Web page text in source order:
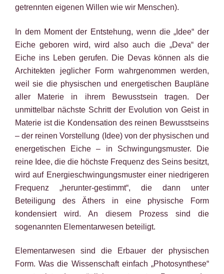
getrennten eigenen Willen wie wir Menschen).
In dem Moment der Entstehung, wenn die „Idee“ der
Eiche geboren wird, wird also auch die „Deva“ der
Eiche ins Leben gerufen. Die Devas können als die
Architekten jeglicher Form wahrgenommen werden,
weil sie die physischen und energetischen Baupläne
aller Materie in ihrem Bewusstsein tragen. Der
unmittelbar nächste Schritt der Evolution von Geist in
Materie ist die Kondensation des reinen Bewusstseins
– der reinen Vorstellung (Idee) von der physischen und
energetischen Eiche – in Schwingungsmuster. Die
reine Idee, die die höchste Frequenz des Seins besitzt,
wird auf Energieschwingungsmuster einer niedrigeren
Frequenz „herunter-gestimmt“, die dann unter
Beteiligung des Äthers in eine physische Form
kondensiert wird. An diesem Prozess sind die
sogenannten Elementarwesen beteiligt.
Elementarwesen sind die Erbauer der physischen
Form. Was die Wissenschaft einfach „Photosynthese“